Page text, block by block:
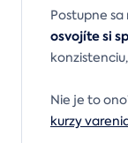
Postupne
osvojíte si
Nie je to
kurzy